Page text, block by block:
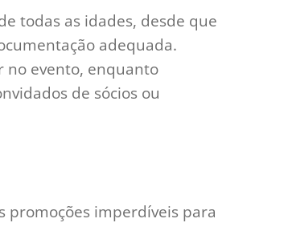
todas as idades, desde que
adequada.
no evento, enquanto
de sócios ou
promoções imperdíveis para